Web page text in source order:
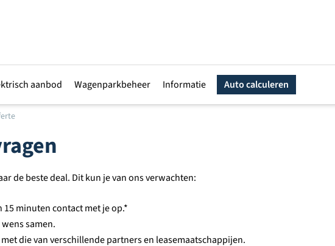
aanbod Wagenparkbeheer Informatie Auto calculeren
de beste deal. Dit kun je van ons verwachten:
minuten contact met je op.*
samen.
die van verschillende partners en leasemaatschappijen.